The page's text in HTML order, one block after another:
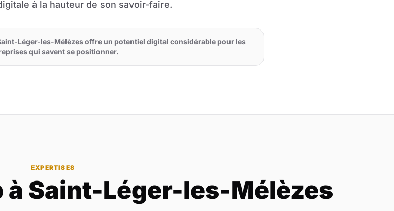
à la hauteur de son savoir-faire.
Léger-les-Mélèzes offre un potentiel digital considérable pour les
qui savent se positionner.
EXPERTISES
à Saint-Léger-les-Mélèzes